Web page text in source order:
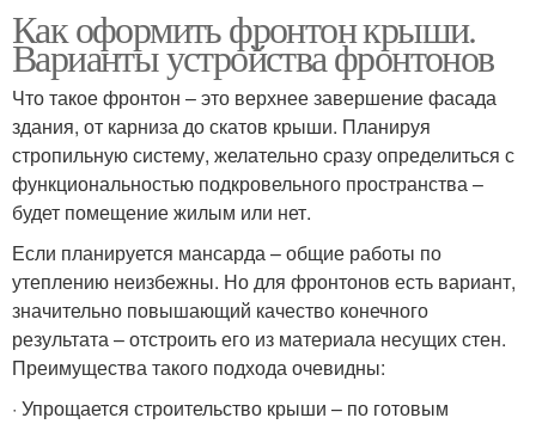
Как оформить фронтон крыши.
Варианты устройства фронтонов
Что такое фронтон – это верхнее завершение фасада
здания, от карниза до скатов крыши. Планируя
стропильную систему, желательно сразу определиться с
функциональностью подкровельного пространства –
будет помещение жилым или нет.
Если планируется мансарда – общие работы по
утеплению неизбежны. Но для фронтонов есть вариант,
значительно повышающий качество конечного
результата – отстроить его из материала несущих стен.
Преимущества такого подхода очевидны:
· Упрощается строительство крыши – по готовым